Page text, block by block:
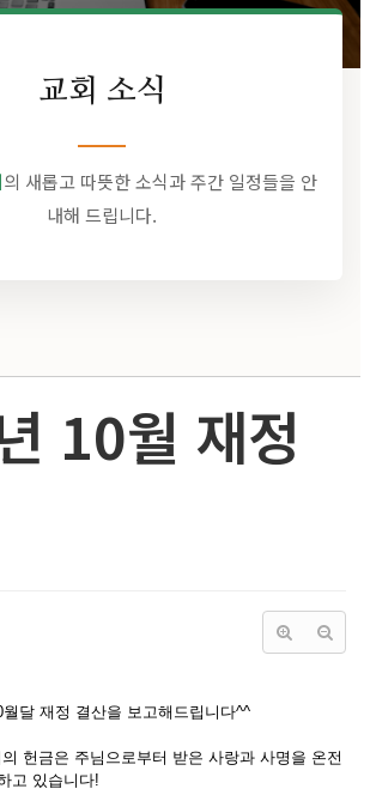
교회 소식
의 새롭고 따뜻한 소식과 주간 일정들을 안
내해 드립니다.
10월 재정
달 재정 결산을 보고해드립니다^^
헌금은 주님으로부터 받은 사랑과 사명을 온전
고 있습니다!